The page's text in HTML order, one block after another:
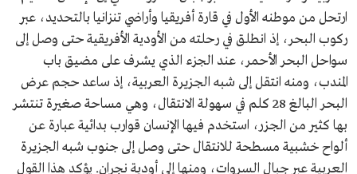
ارتحل من موطنه الأول في قارة أفريقيا وأراضي تنزانيا بالتحديد، عبر
ركوب البحر، إذ انطلق في رحلته من الأودية الأفريقية حتى وصل إلى
سواحل البحر الأحمر، عند الجزء الذي يشرف على مضيق باب
المندب، ومنه انتقل إلى شبه الجزيرة العربية، إذ ساعد حجم عرض
البحر البالغ 28 كلم في سهولة الانتقال، وهي مساحة صغيرة تنتشر
بها كثير من الجزر، استخدم فيها الإنسان قوارب بدائية عبارة عن
ألواح خشبية مسطحة للانتقال حتى وصل إلى جنوب شبه الجزيرة
العربية عبر جبال السروات، ومنها إلى أودية نجران. يؤكد هذا القول